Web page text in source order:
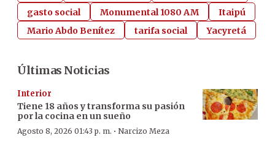
gasto social
Monumental 1080 AM
Itaipú
Mario Abdo Benítez
tarifa social Yacyretá
Últimas Noticias
Interior
Tiene 18 años y transforma su pasión
por la cocina en un sueño
Agosto 8, 2026 01:43 p. m. · Narcizo Meza